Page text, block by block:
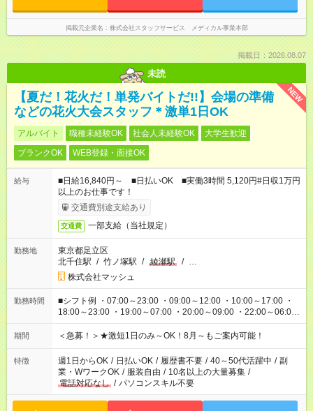
掲載元企業名 株式会社スタッフサービス メディカル事業本部
掲載日：2026.08.07
未読
NEW
【夏だ！花火だ！単発バイトだ!!】会場の準備
などの花火大会スタッフ＊激単1日OK
アルバイト 職種未経験OK 社会人未経験OK
大学生歓迎
ブランクOK
WEB登録・面接OK
給与
■日給16,840円～ ■日払いOK ■実働3時間 5,120円#日収1万円
以上のお仕事です！
交通費別途支給あり
交通費 一部支給（当社規定）
勤務地
東京都足立区
北千住駅 / 竹ノ塚駅 / 綾瀬駅 / …
株式会社マッシュ
勤務時間
■シフト例 ・07:00～23:00 ・09:00～12:00 ・10:00～17:00 ・
18:00～23:00 ・19:00～07:00 ・20:00～09:00 ・22:00～06:00
etc ★最短3時間で5,120円のお仕事から／15時間で2万円近く稼
げるお仕事も！ ご希望のお時間に合わせてご紹介！ ※シフトは
ください！
期間 ＜急募！＞★激短1日のみ～OK！8月～もご案内可能！
特徴 週1日からOK / 日払いOK / 履歴書不要 / 40～50代活躍中 / 副
業・WワークOK / 服装自由 / 10名以上の大量募集 /
電話対応なし / パソコンスキル不要